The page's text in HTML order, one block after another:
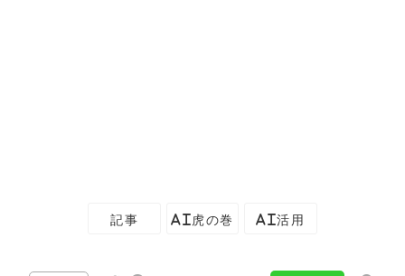
記事 AI虎の巻 AI活用